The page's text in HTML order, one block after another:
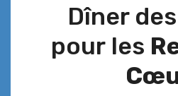
Dîner
pour les